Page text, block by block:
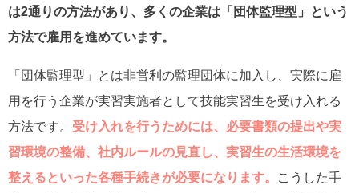
は2通りの方法があり、多くの企業は「団体監理型」という
方法で雇用を進めています。
「団体監理型」とは非営利の監理団体に加入し、実際に雇
用を行う企業が実習実施者として技能実習生を受け入れる
方法です。 受け入れを行うためには、必要書類の提出や実
習環境の整備、社内ルールの見直し、実習生の生活環境を
整えるといった各種手続きが必要になります。
こうした手